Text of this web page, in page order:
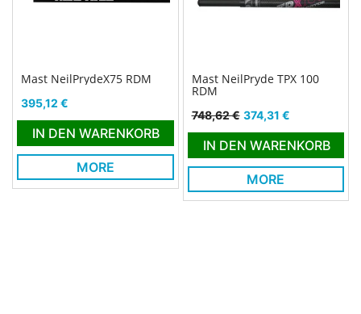
Mast NeilPrydeX75 RDM
Preis
395,12 €
IN DEN WARENKORB
MORE
Mast NeilPryde TPX 100
RDM
Verkaufspreis
748,62 € Preis
374,31 €
IN DEN WARENKORB
MORE